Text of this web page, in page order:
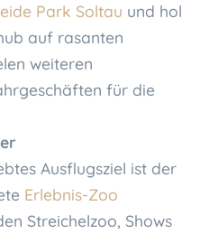
Park Soltau und hol
auf rasanten
weiteren
für die
Ausflugsziel ist der
Erlebnis-Zoo
Streichelzoo, Shows